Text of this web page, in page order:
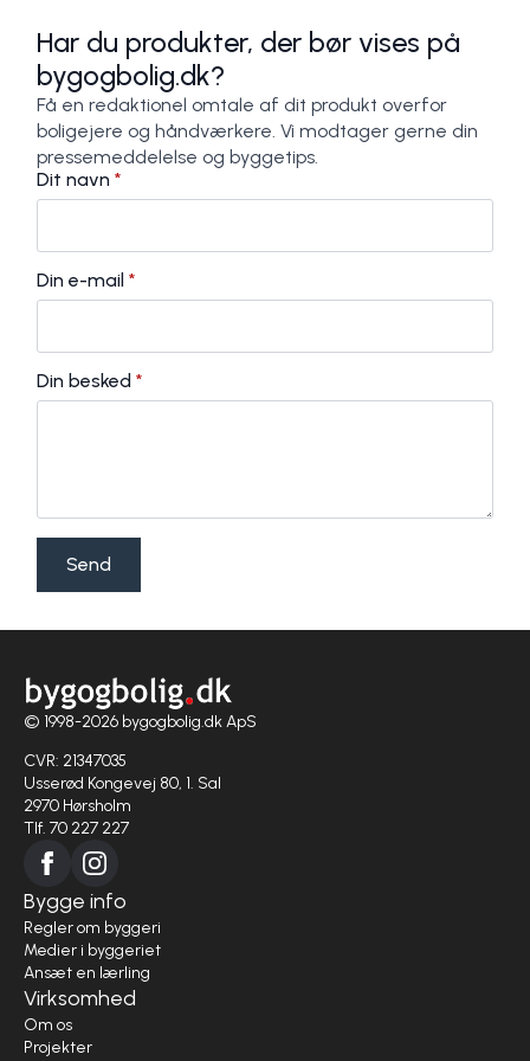
Har du produkter, der bør vises på
bygogbolig.dk?
Få en redaktionel omtale af dit produkt overfor
boligejere og håndværkere. Vi modtager gerne din
pressemeddelelse og byggetips.
Dit navn *
Din e-mail *
Din besked *
Send
© 1998-2026 bygogbolig.dk ApS
CVR: 21347035
Usserød Kongevej 80, 1. Sal
2970 Hørsholm
Tlf. 70 227 227
Bygge info
Regler om byggeri
Medier i byggeriet
Ansæt en lærling
Virksomhed
Om os
Projekter